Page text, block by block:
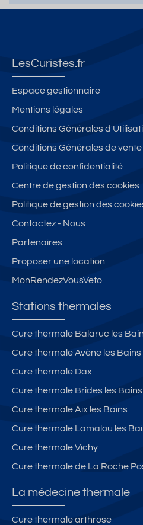
S
ig
e
s",
cl
s
s
é
**,
C
e
re
Vi
e
a
x,
a
e
c
T
a
s
e
iv
d
e
ll
e
é
et
m
e
LesCuristes.fr
Espace gestionnaire
Mentions légales
Conditions Générales
Conditions Générales de
Politique de confidentialité
Centre de gestion des cookies
Politique de gestion des
Contactez - Nous
Partenaires
Proposer une location
MonRendezVousVeto
Stations thermales
Cure thermale Balaruc les
Cure thermale Avène les Bains
Cure thermale Dax
Cure thermale Brides les Bains
Cure thermale Aix les Bains
Cure thermale Lamalou les
Cure thermale Vichy
Cure thermale de La Roche
La médecine thermale
Cure thermale arthrose